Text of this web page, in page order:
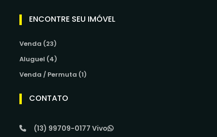
ENCONTRE SEU IMÓVEL
Venda (23)
Aluguel (4)
Venda / Permuta (1)
CONTATO
(13) 99709-0177 Vivo